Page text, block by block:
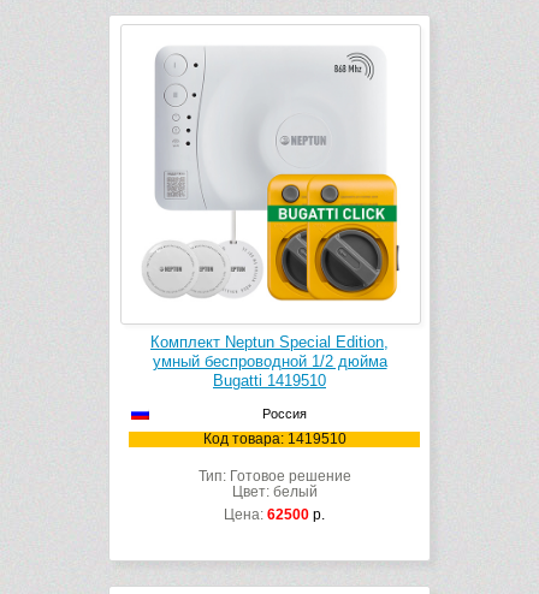
Комплект Neptun Special Edition,
умный беспроводной 1/2 дюйма
Bugatti 1419510
Россия
Код товара: 1419510
Тип: Готовое решение
Цвет: белый
Цена: 62500 р.